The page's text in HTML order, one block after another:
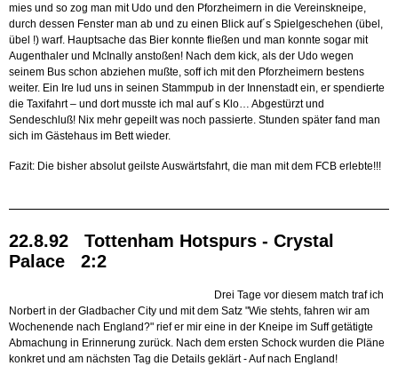
mies und so zog man mit Udo und den Pforzheimern in die Vereinskneipe,
durch dessen Fenster man ab und zu einen Blick auf´s Spielgeschehen (übel,
übel !) warf. Hauptsache das Bier konnte fließen und man konnte sogar mit
Augenthaler und McInally anstoßen! Nach dem kick, als der Udo wegen
seinem Bus schon abziehen mußte, soff ich mit den Pforzheimern bestens
weiter. Ein Ire lud uns in seinen Stammpub in der Innenstadt ein, er spendierte
die Taxifahrt – und dort musste ich mal auf´s Klo… Abgestürzt und
Sendeschluß! Nix mehr gepeilt was noch passierte. Stunden später fand man
sich im Gästehaus im Bett wieder.
Fazit: Die bisher absolut geilste Auswärtsfahrt, die man mit dem FCB erlebte!!!
22.8.92 Tottenham Hotspurs - Crystal
Palace 2:2
Drei Tage vor diesem match traf ich
Norbert in der Gladbacher City und mit dem Satz "Wie stehts, fahren wir am
Wochenende nach England?" rief er mir eine in der Kneipe im Suff getätigte
Abmachung in Erinnerung zurück. Nach dem ersten Schock wurden die Pläne
konkret und am nächsten Tag die Details geklärt - Auf nach England!